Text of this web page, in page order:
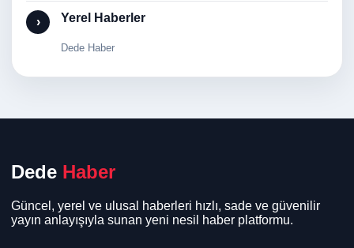
› Yerel Haberler
Dede Haber
Dede Haber
Güncel, yerel ve ulusal haberleri hızlı, sade ve güvenilir
yayın anlayışıyla sunan yeni nesil haber platformu.